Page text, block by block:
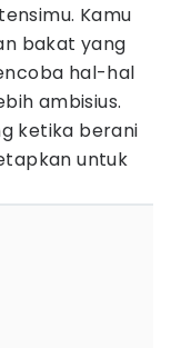
Kamu
bakat yang
hal-hal
ambisius.
ketika berani
untuk